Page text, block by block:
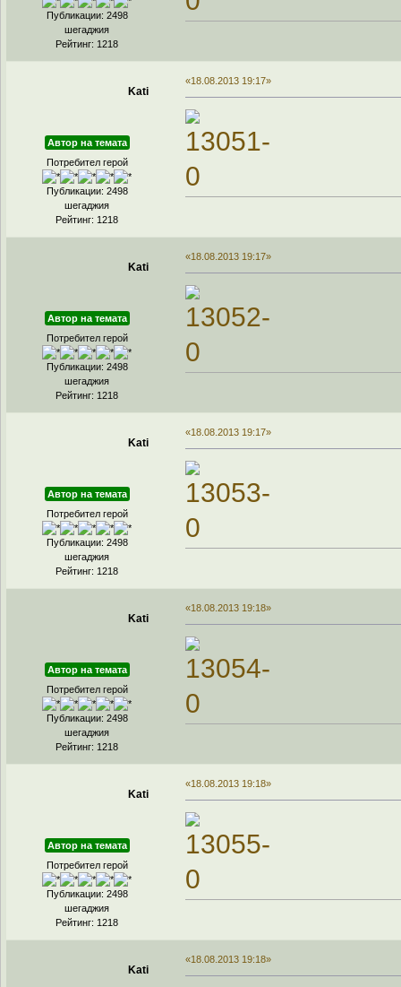
Публикации: 2498
шегаджия
Рейтинг: 1218
Kati
Автор на темата
Потребител герой
Публикации: 2498
шегаджия
Рейтинг: 1218
«18.08.2013 19:17»
Kati
Автор на темата
Потребител герой
Публикации: 2498
шегаджия
Рейтинг: 1218
«18.08.2013 19:17»
Kati
Автор на темата
Потребител герой
Публикации: 2498
шегаджия
Рейтинг: 1218
«18.08.2013 19:17»
Kati
Автор на темата
Потребител герой
Публикации: 2498
шегаджия
Рейтинг: 1218
«18.08.2013 19:18»
Kati
Автор на темата
Потребител герой
Публикации: 2498
шегаджия
Рейтинг: 1218
«18.08.2013 19:18»
Kati
«18.08.2013 19:18»